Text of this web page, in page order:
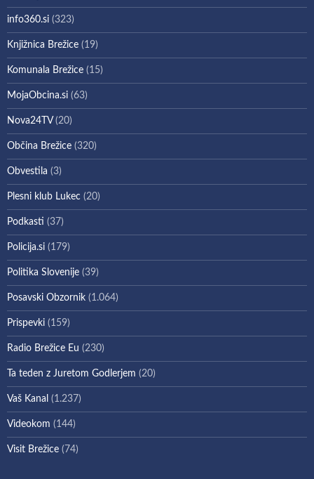
info360.si (323)
Knjižnica Brežice (19)
Komunala Brežice (15)
MojaObcina.si (63)
Nova24TV(20)
Občina Brežice (320)
Obvestila (3)
Plesni klub Lukec (20)
Podkasti (37)
Policija.si (179)
Politika Slovenije (39)
Posavski Obzornik (1.064)
Prispevki (159)
Radio Brežice Eu (230)
Ta teden z Juretom Godlerjem (20)
Vaš Kanal (1.237)
Videokom (144)
Visit Brežice (74)